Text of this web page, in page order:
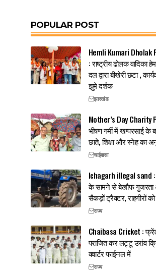
POPULAR POST
Hemli Kumari Dholak
: राष्ट्रीय ढोलक वादिका
दल द्वारा बीखेरी छटा ,
झुमे दर्शक
झारखंड
Mother’s Day Charity
भीषण गर्मी में खप्परसाई के
छाते, शिक्षा और स्नेह का
चाईबासा
Ichagarh illegal sand :
के सामने से बेखौफ गुजरता
सैकड़ों ट्रैक्टर, राहगीरों
राज्य
Chaibasa Cricket :
पराजित कर लट्टू उरांव
क्वार्टर फाईनल में
राज्य